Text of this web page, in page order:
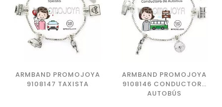
ARMBAND PROMOJOYA
9108147 TAXISTA
ARMBAND PROMOJOYA
9108146 CONDUCTORA
AUTOBÚS